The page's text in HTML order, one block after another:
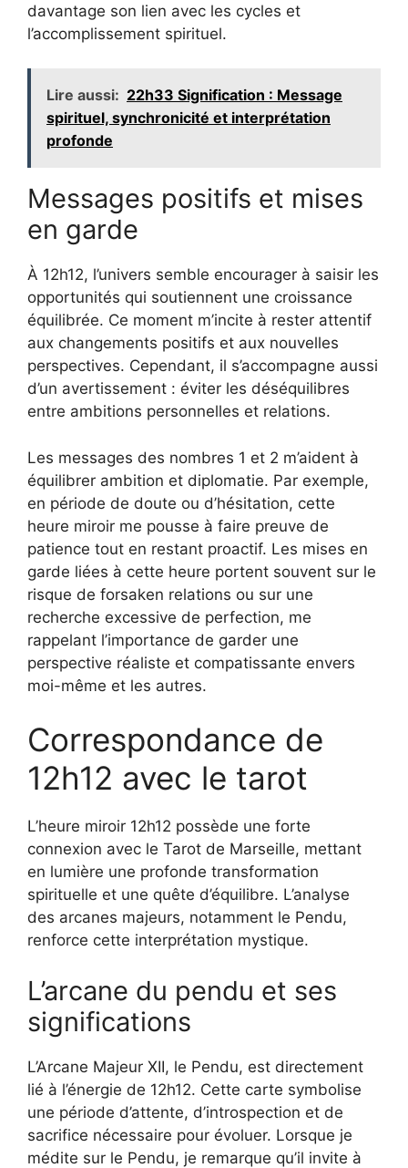
davantage son lien avec les cycles et
l’accomplissement spirituel.
Lire aussi: 22h33 Signification : Message
spirituel, synchronicité et interprétation
profonde
Messages positifs et mises
en garde
À 12h12, l’univers semble encourager à saisir les
opportunités qui soutiennent une croissance
équilibrée. Ce moment m’incite à rester attentif
aux changements positifs et aux nouvelles
perspectives. Cependant, il s’accompagne aussi
d’un avertissement : éviter les déséquilibres
entre ambitions personnelles et relations.
Les messages des nombres 1 et 2 m’aident à
équilibrer ambition et diplomatie. Par exemple,
en période de doute ou d’hésitation, cette
heure miroir me pousse à faire preuve de
patience tout en restant proactif. Les mises en
garde liées à cette heure portent souvent sur le
risque de forsaken relations ou sur une
recherche excessive de perfection, me
rappelant l’importance de garder une
perspective réaliste et compatissante envers
moi-même et les autres.
Correspondance de
12h12 avec le tarot
L’heure miroir 12h12 possède une forte
connexion avec le Tarot de Marseille, mettant
en lumière une profonde transformation
spirituelle et une quête d’équilibre. L’analyse
des arcanes majeurs, notamment le Pendu,
renforce cette interprétation mystique.
L’arcane du pendu et ses
significations
L’Arcane Majeur XII, le Pendu, est directement
lié à l’énergie de 12h12. Cette carte symbolise
une période d’attente, d’introspection et de
sacrifice nécessaire pour évoluer. Lorsque je
médite sur le Pendu, je remarque qu’il invite à